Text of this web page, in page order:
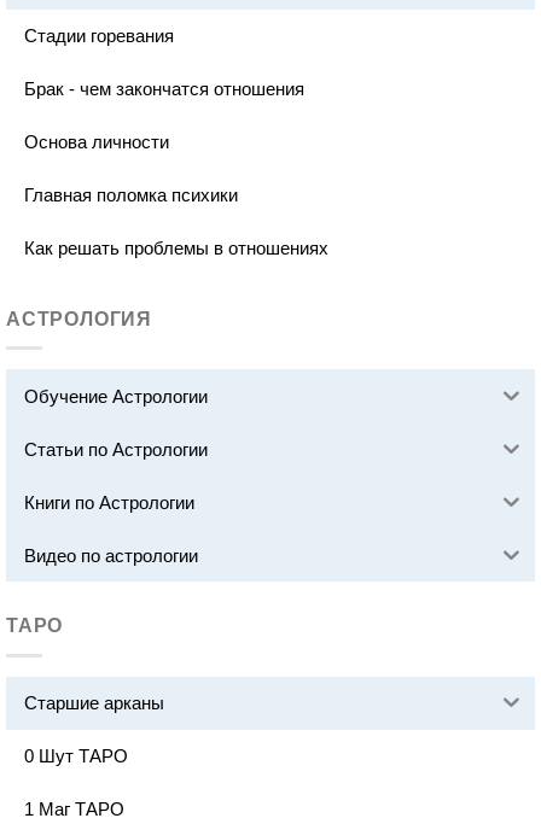
Стадии горевания
Брак - чем закончатся отношения
Основа личности
Главная поломка психики
Как решать проблемы в отношениях
АСТРОЛОГИЯ
Обучение Астрологии
Статьи по Астрологии
Книги по Астрологии
Видео по астрологии
ТАРО
Старшие арканы
0 Шут ТАРО
1 Маг ТАРО